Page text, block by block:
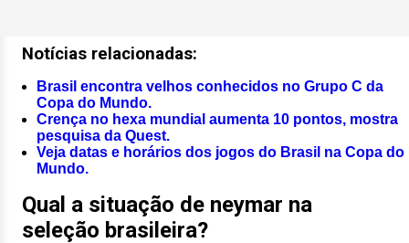
Notícias relacionadas:
Brasil encontra velhos conhecidos no Grupo C da
Copa do Mundo.
Crença no hexa mundial aumenta 10 pontos, mostra
pesquisa da Quest.
Veja datas e horários dos jogos do Brasil na Copa do
Mundo.
Qual a situação de neymar na
seleção brasileira?